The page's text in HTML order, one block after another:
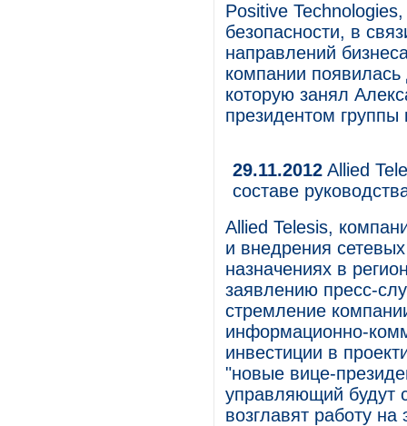
Positive
безопасности, в
направлений
компании появилась
которую занял
президентом
29.11.2012 Allied
составе
Allied Telesis,
и внедрения
назначениях в
заявлению пресс-
стремление
информационно-
инвестиции в
"новые вице-
управляющий будут
возглавят работу